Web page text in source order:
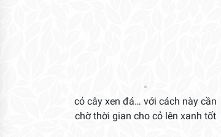
cỏ cây xen đá… với cách này cần
chờ thời gian cho cỏ lên xanh tốt